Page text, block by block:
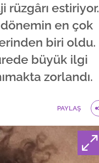
estiriyor.
dönemin en çok
biri oldu.
büyük ilgi
zorlandı.
PAYLAŞ